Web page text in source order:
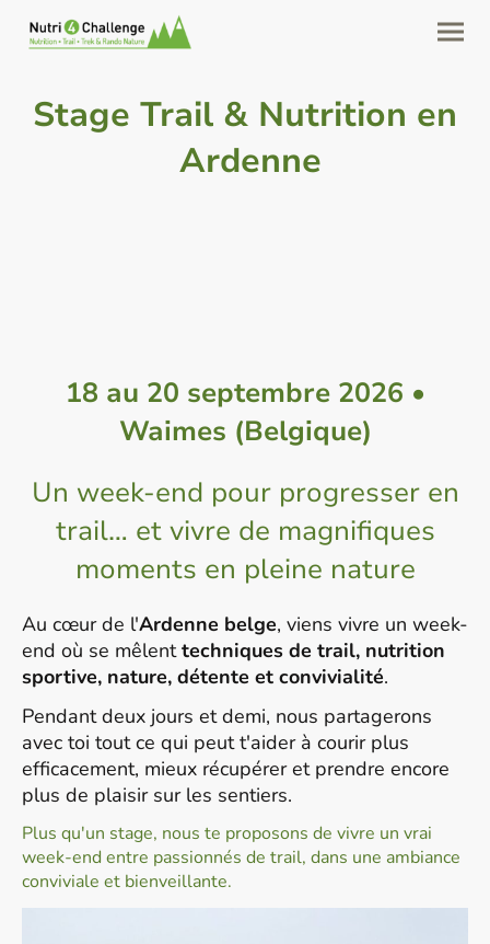
Stage Trail & Nutrition en
Ardenne
18 au 20 septembre 2026 •
Waimes (Belgique)
Un week-end pour progresser en
trail… et vivre de magnifiques
moments en pleine nature
Au cœur de l'Ardenne belge, viens vivre un week-
end où se mêlenttechniques de trail, nutrition
sportive, nature, détente et convivialité.
Pendant deux jours et demi, nous partagerons
avec toi tout ce qui peut t'aider à courir plus
efficacement, mieux récupérer et prendre encore
plus de plaisir sur les sentiers.
Plus qu'un stage, nous te proposons de vivre un vrai
week-end entre passionnés de trail, dans une ambiance
conviviale et bienveillante.